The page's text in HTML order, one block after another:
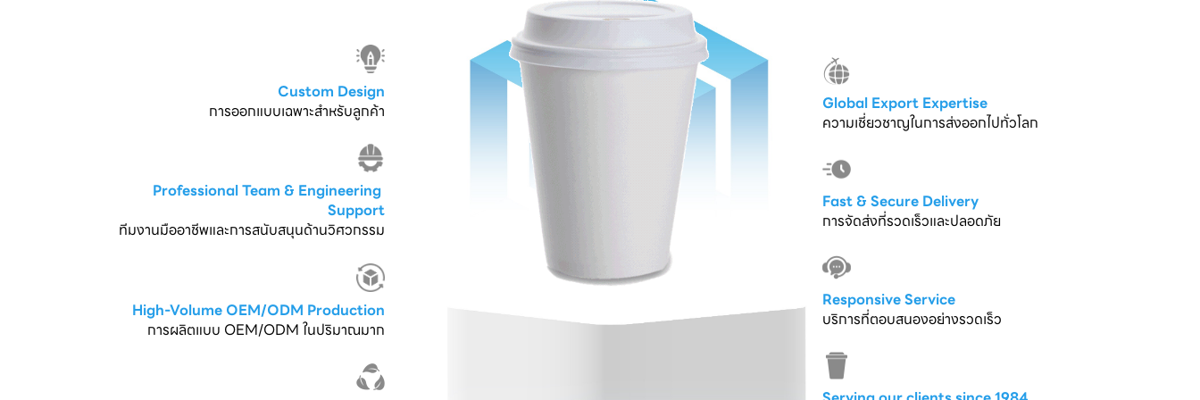
Custom Design
การออกแบบเฉพาะสำหรับลูกค้า
Professional Team & Engineering
Support
ทีมงานมืออาชีพและการสนับสนุนด้านวิศวกรรม
High-Volume OEM/ODM Production
การผลิตแบบ OEM/ODM ในปริมาณมาก
Global Export Expertise
ความเชี่ยวชาญในการส่งออกไปทั่วโลก
Fast & Secure Delivery
การจัดส่งที่รวดเร็วและปลอดภัย
Responsive Service
บริการที่ตอบสนองอย่างรวดเร็ว